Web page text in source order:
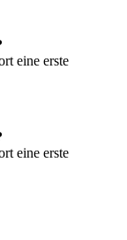
eine erste
eine erste